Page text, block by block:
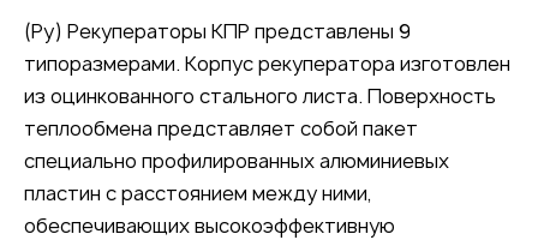
(Ру) Рекуператоры КПР представлены 9
типоразмерами. Корпус рекуператора изготовлен
из оцинкованного стального листа. Поверхность
теплообмена представляет собой пакет
специально профилированных алюминиевых
пластин с расстоянием между ними,
обеспечивающих высокоэффективную